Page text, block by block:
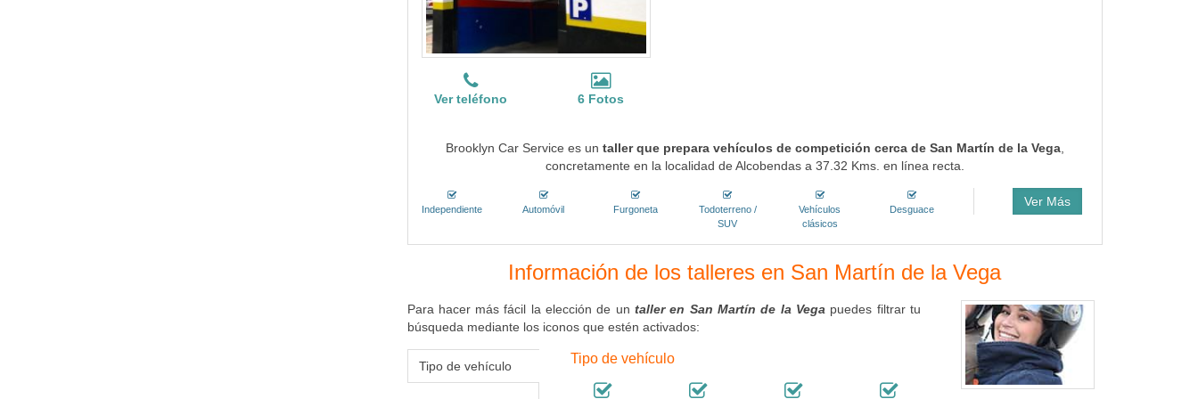
Ver teléfono 6 Fotos
Brooklyn Car Service es un taller que prepara vehículos de competición cerca de San Martín de la Vega,
concretamente en la localidad de Alcobendas a 37.32 Kms. en línea recta.
Independiente Automóvil Furgoneta
Todoterreno /
SUV
Vehículos
clásicos
Desguace
Ver Más
Información de los talleres en San Martín de la Vega
Para hacer más fácil la elección de untaller en San Martín de la Vega puedes filtrar tu
búsqueda mediante los iconos que estén activados:
Tipo de vehículo Tipo de vehículo